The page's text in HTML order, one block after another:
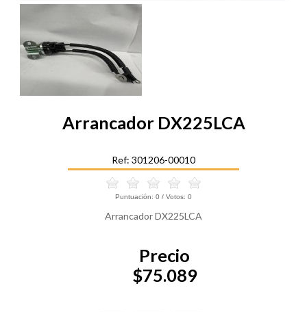
Arrancador DX225LCA
Ref: 301206-00010
Puntuación: 0 / Votos: 0
Arrancador DX225LCA
Precio
$75.089